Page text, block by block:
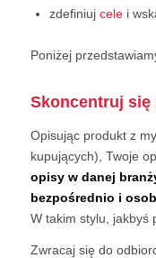
zdefiniuj celei
Poniżej
Skoncentruj się
Opisując produkt z
kupujących), Twoje
opisy w danej
bezpośrednio i
W takim stylu, jakbyś
Zwracaj się do